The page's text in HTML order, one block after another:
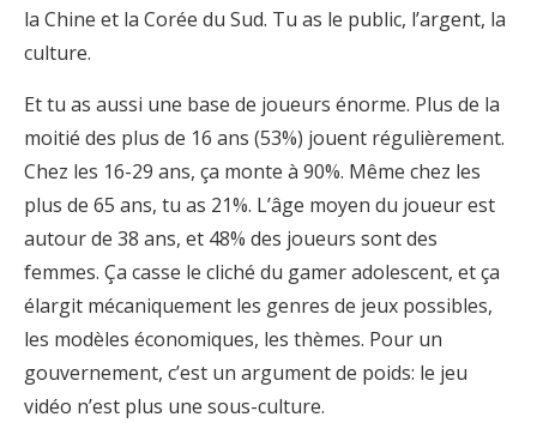
la Chine et la Corée du Sud. Tu as le public, l’argent, la
culture.
Et tu as aussi une base de joueurs énorme. Plus de la
moitié des plus de 16 ans (53%) jouent régulièrement.
Chez les 16-29 ans, ça monte à 90%. Même chez les
plus de 65 ans, tu as 21%. L’âge moyen du joueur est
autour de 38 ans, et 48% des joueurs sont des
femmes. Ça casse le cliché du gamer adolescent, et ça
élargit mécaniquement les genres de jeux possibles,
les modèles économiques, les thèmes. Pour un
gouvernement, c’est un argument de poids: le jeu
vidéo n’est plus une sous-culture.